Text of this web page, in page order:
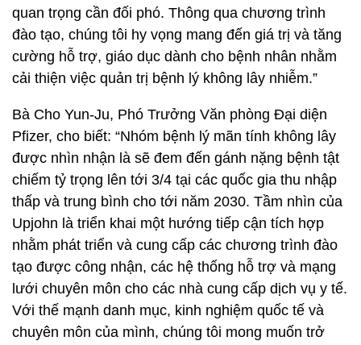
quan trọng cần đối phó. Thông qua chương trình
đào tạo, chúng tôi hy vọng mang đến giá trị và tăng
cường hỗ trợ, giáo dục dành cho bệnh nhân nhằm
cải thiện việc quản trị bệnh lý không lây nhiễm.”
Bà Cho Yun-Ju, Phó Trưởng Văn phòng Đại diện
Pfizer, cho biết: “Nhóm bệnh lý mãn tính không lây
được nhìn nhận là sẽ đem đến gánh nặng bệnh tật
chiếm tỷ trọng lên tới 3/4 tại các quốc gia thu nhập
thấp và trung bình cho tới năm 2030. Tầm nhìn của
Upjohn là triển khai một hướng tiếp cận tích hợp
nhằm phát triển và cung cấp các chương trình đào
tạo được công nhận, các hệ thống hỗ trợ và mạng
lưới chuyên môn cho các nhà cung cấp dịch vụ y tế.
Với thế mạnh danh mục, kinh nghiệm quốc tế và
chuyên môn của mình, chúng tôi mong muốn trở